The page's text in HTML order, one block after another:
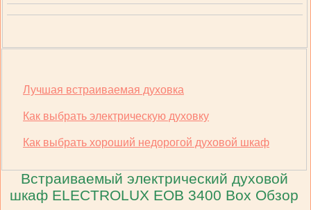
Лучшая встраиваемая духовка
Как выбрать электрическую духовку
Как выбрать хороший недорогой духовой шкаф
Встраиваемый электрический духовой
шкаф ELECTROLUX EOB 3400 Box Обзор